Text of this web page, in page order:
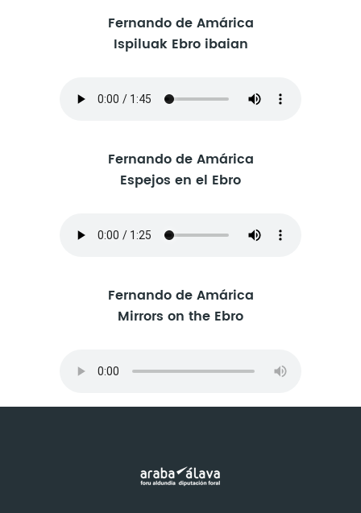
Fernando de Amárica
Ispiluak Ebro ibaian
Fernando de Amárica
Espejos en el Ebro
Fernando de Amárica
Mirrors on the Ebro